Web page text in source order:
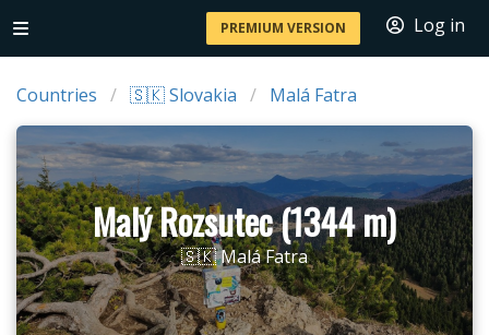
PREMIUM VERSION Log in
Countries 🇸🇰 Slovakia Malá Fatra
Malý Rozsutec (1344 m)
🇸🇰 Malá Fatra